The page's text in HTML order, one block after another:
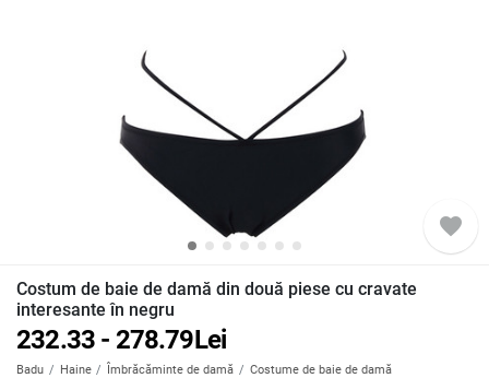
favorite
Costum de baie de damă din două piese cu cravate
interesante în negru
232.33 - 278.79Lei
Badu Haine Îmbrăcăminte de damă Costume de baie de damă